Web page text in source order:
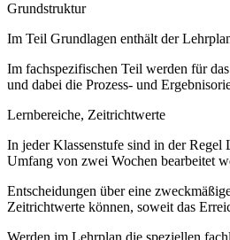
Grundstruktur
Im Teil Grundlagen enthält der
Im fachspezifischen Teil werden für
und dabei die Prozess- und
Lernbereiche, Zeitrichtwerte
In jeder Klassenstufe sind in der
Umfang von zwei Wochen bearbeitet
Entscheidungen über eine
Zeitrichtwerte können, soweit das